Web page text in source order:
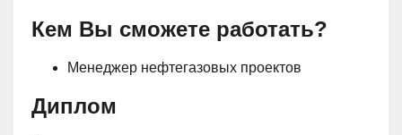
Кем Вы сможете работать?
Менеджер нефтегазовых проектов
Диплом